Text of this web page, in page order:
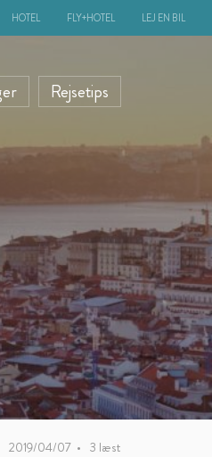
Rejsetips
HOTEL FLY+HOTEL LEJ EN BIL
2019/04/07 • 3 læst